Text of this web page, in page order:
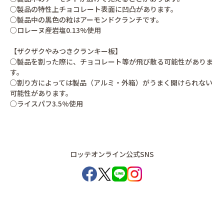
○製品の特性上チョコレート表面に凹凸があります。
○製品中の黒色の粒はアーモンドクランチです。
○ロレーヌ産岩塩0.13%使用
【ザクザクやみつきクランキー板】
○製品を割った際に、チョコレート等が飛び散る可能性がありま
す。
○割り方によっては製品（アルミ・外箱）がうまく開けられない
可能性があります。
○ライスパフ3.5%使用
ロッテオンライン公式SNS